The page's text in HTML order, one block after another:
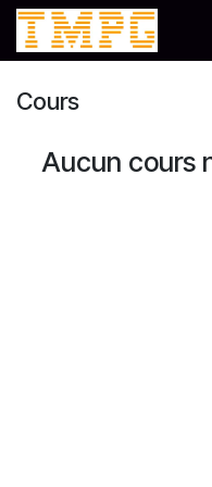
Se rendre au contenu
Cours
Aucun cours